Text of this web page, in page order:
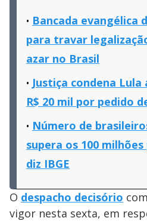
Bancada evangélica
para travar
azar no Brasil
Justiça condena
R$ 20 mil por pedido
Número de
supera os 100
diz IBGE
O despacho decisório
vigor nesta sexta, em